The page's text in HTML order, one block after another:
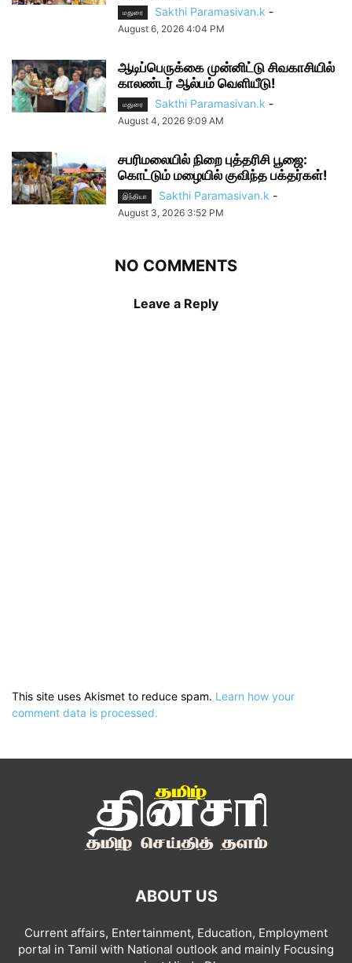
மதுரை Sakthi Paramasivan.k -
August 6, 2026 4:04 PM
ஆடிப்பெருக்கை முன்னிட்டு சிவகாசியில்
காலண்டர் ஆல்பம் வெளியீடு!
மதுரை Sakthi Paramasivan.k -
August 4, 2026 9:09 AM
சபரிமலையில் நிறை புத்தரிசி பூஜை:
கொட்டும் மழையில் குவிந்த பக்தர்கள்!
இந்தியா Sakthi Paramasivan.k -
August 3, 2026 3:52 PM
NO COMMENTS
Leave a Reply
This site uses Akismet to reduce spam. Learn how your
comment data is processed.
ABOUT US
Current affairs, Entertainment, Education, Employment
portal in Tamil with National outlook and mainly Focusing